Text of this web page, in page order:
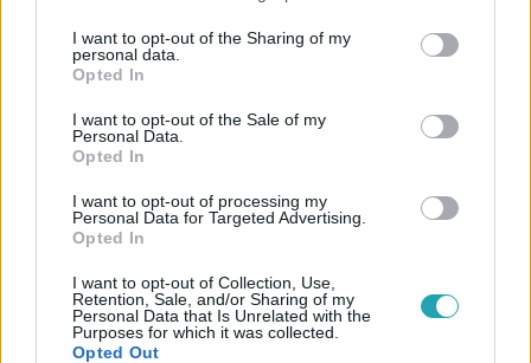
not limited to your visit or usage behaviour. You may click to
grant or deny consent to Google and its third-party tags to
use your data for below specified purposes in below Google
consent section.
I want to opt-out of the Sharing of my
personal data.
Opted In
I want to opt-out of the Sale of my
Personal Data.
Opted In
I want to opt-out of processing my
Personal Data for Targeted Advertising.
Opted In
I want to opt-out of Collection, Use,
Retention, Sale, and/or Sharing of my
Personal Data that Is Unrelated with the
Purposes for which it was collected.
Opted Out
Népszerű
3:02